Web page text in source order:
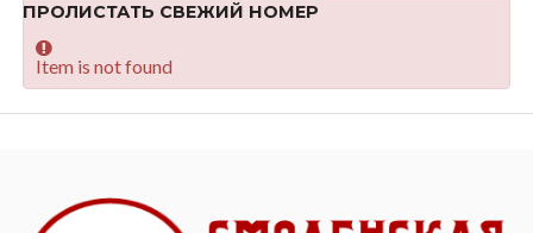
ПРОЛИСТАТЬ СВЕЖИЙ НОМЕР
Item is not found